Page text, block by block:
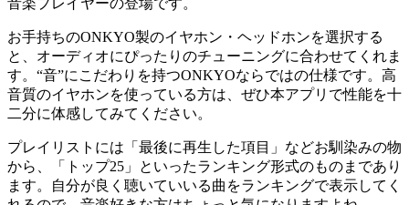
お手持ちのONKYO製のイヤホン・ヘッドホンを選択する
と、オーディオにぴったりのチューニングに合わせてくれま
す。“音”にこだわりを持つONKYOならではの仕様です。高
音質のイヤホンを使っている方は、ぜひ本アプリで性能を十
二分に体感してみてください。
プレイリストには「最後に再生した項目」などお馴染みの物
から、「トップ25」といったランキング形式のものまであり
ます。自分が良く聴いていいる曲をランキングで表示してく